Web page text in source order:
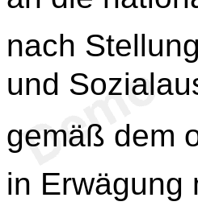
nach
und
gemäß dem
in Erwägung